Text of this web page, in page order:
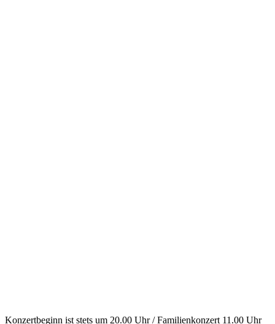
Konzertbeginn ist stets um 20.00 Uhr / Familienkonzert 11.00 Uhr